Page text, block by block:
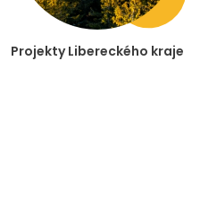
Projekty Libereckého kraje